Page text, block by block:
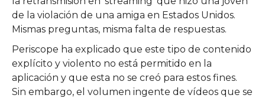
de la violación de una amiga en Estados Unidos.
Mismas preguntas, misma falta de respuestas.
Periscope ha explicado que este tipo de contenido
explícito y violento no está permitido en la
aplicación y que esta no se creó para estos fines.
Sin embargo, el volumen ingente de vídeos que se